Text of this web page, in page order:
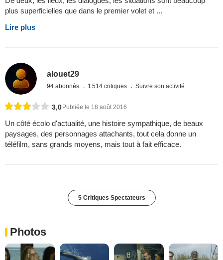
plus superficielles que dans le premier volet et ...
Lire plus
alouet29
94 abonnés 1 514 critiques Suivre son activité
3,0Publiée le 18 août 2016
Un côté écolo d'actualité, une histoire sympathique, de beaux
paysages, des personnages attachants, tout cela donne un
téléfilm, sans grands moyens, mais tout à fait efficace.
5 Critiques Spectateurs
Photos